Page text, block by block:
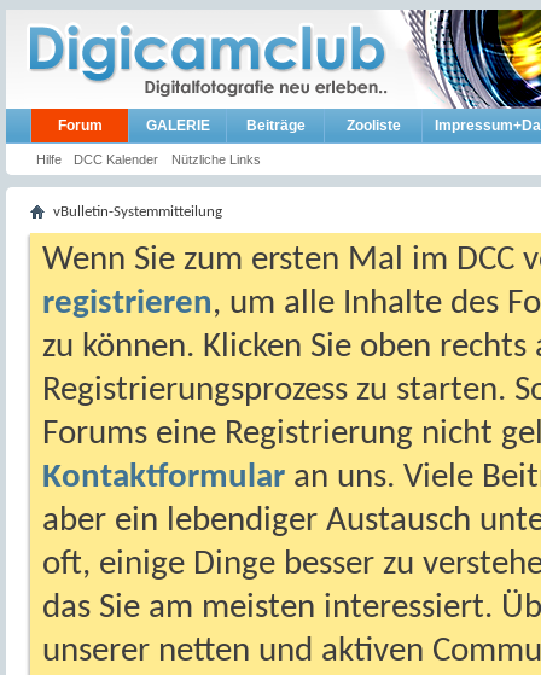
Forum
Hilfe DCC Kalender Nützliche Links
GALERIE Beiträge Zooliste
vBulletin-Systemmitteilung
Wenn Sie zum ersten Mal im DCC
registrieren, um alle Inhalte des
zu können. Klicken Sie oben
Registrierungsprozess zu starten.
Forums eine Registrierung nicht
Kontaktformular an uns. Viele
aber ein lebendiger Austausch
oft, einige Dinge besser zu
das Sie am meisten interessiert.
unserer netten und aktiven